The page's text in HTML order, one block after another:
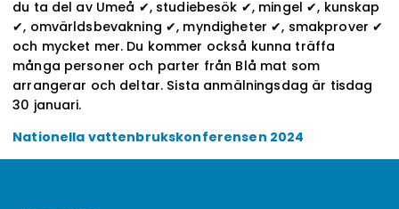
du ta del av Umeå ✔, studiebesök ✔, mingel ✔, kunskap
✔, omvärldsbevakning ✔, myndigheter ✔, smakprover ✔
och mycket mer. Du kommer också kunna träffa
många personer och parter från Blå mat som
arrangerar och deltar. Sista anmälningsdag är tisdag
30 januari.
Nationella vattenbrukskonferensen 2024